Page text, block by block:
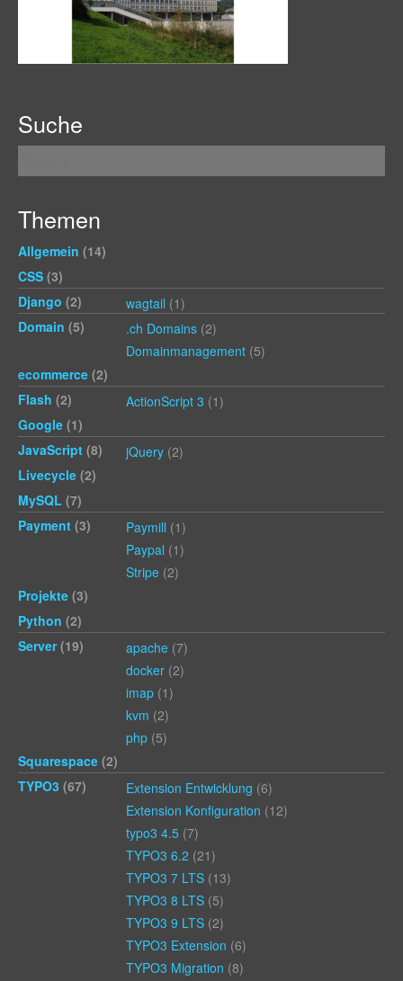
Suche
Themen
Allgemein (14)
CSS (3)
Django (2) wagtail (1)
Domain (5) .ch Domains (2)
Domainmanagement (5)
ecommerce (2)
Flash (2) ActionScript 3 (1)
Google (1)
JavaScript (8) jQuery (2)
Livecycle (2)
MySQL (7)
Payment (3) Paymill (1)
Paypal (1)
Stripe (2)
Projekte (3)
Python (2)
Server(19) apache (7)
docker (2)
imap (1)
kvm (2)
php (5)
Squarespace (2)
TYPO3 (67) Extension Entwicklung (6)
Extension Konfiguration (12)
typo3 4.5 (7)
TYPO3 6.2 (21)
TYPO3 7 LTS (13)
TYPO3 8 LTS (5)
TYPO3 9 LTS (2)
TYPO3 Extension (6)
TYPO3 Migration (8)